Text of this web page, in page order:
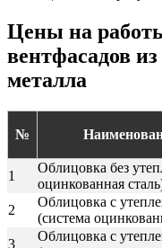
Цены на
вентфасадов
металла
№
1
Облицовка без
оцинкованная
2
Облицовка с
(система
3
Облицовка с